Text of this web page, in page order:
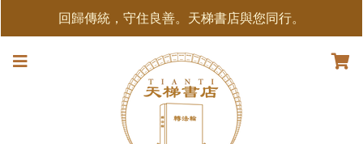
回歸傳統，守住良善。天梯書店與您同行。